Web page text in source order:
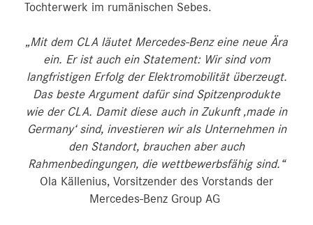
Tochterwerk im rumänischen Sebes.
„Mit dem CLA läutet Mercedes-Benz eine neue Ära
ein. Er ist auch ein Statement: Wir sind vom
langfristigen Erfolg der Elektromobilität überzeugt.
Das beste Argument dafür sind Spitzenprodukte
wie der CLA. Damit diese auch in Zukunft ‚made in
Germany‘ sind, investieren wir als Unternehmen in
den Standort, brauchen aber auch
Rahmenbedingungen, die wettbewerbsfähig sind.“
Ola Källenius, Vorsitzender des Vorstands der
Mercedes-Benz Group AG